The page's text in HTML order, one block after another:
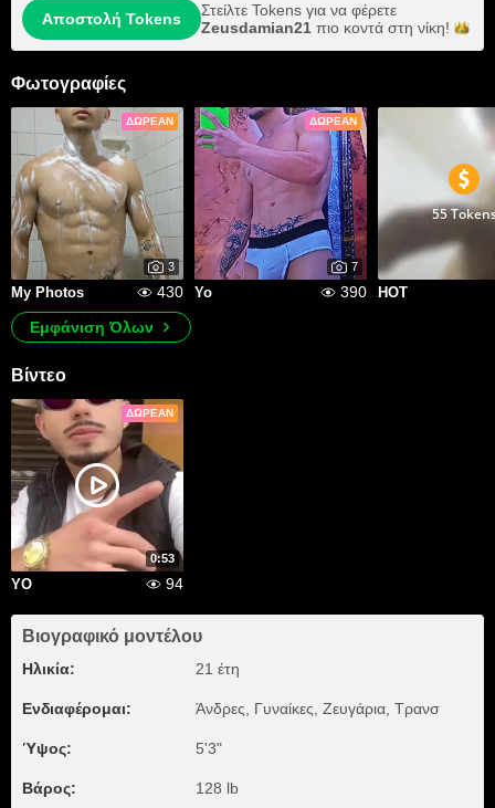
Αποστολή Tokens
Στείλτε Tokens για να φέρετε
Zeusdamian21 πιο κοντά στη νίκη!
Φωτογραφίες
ΔΩΡΕΆΝ
3
My Photos 430
ΔΩΡΕΆΝ
7
Yo 390
55
HOT
Εμφάνιση Όλων
Βίντεο
ΔΩΡΕΆΝ
0:53
YO 94
Βιογραφικό μοντέλου
Ηλικία: 21 έτη
Ενδιαφέρομαι: Άνδρες, Γυναίκες, Zευγάρια, Τρανσ
Ύψος: 5'3"
Βάρος: 128 lb